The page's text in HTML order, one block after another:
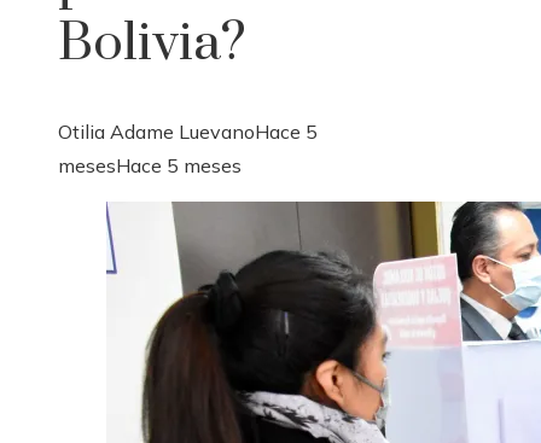
Bolivia?
Otilia Adame LuevanoHace 5
mesesHace 5 meses